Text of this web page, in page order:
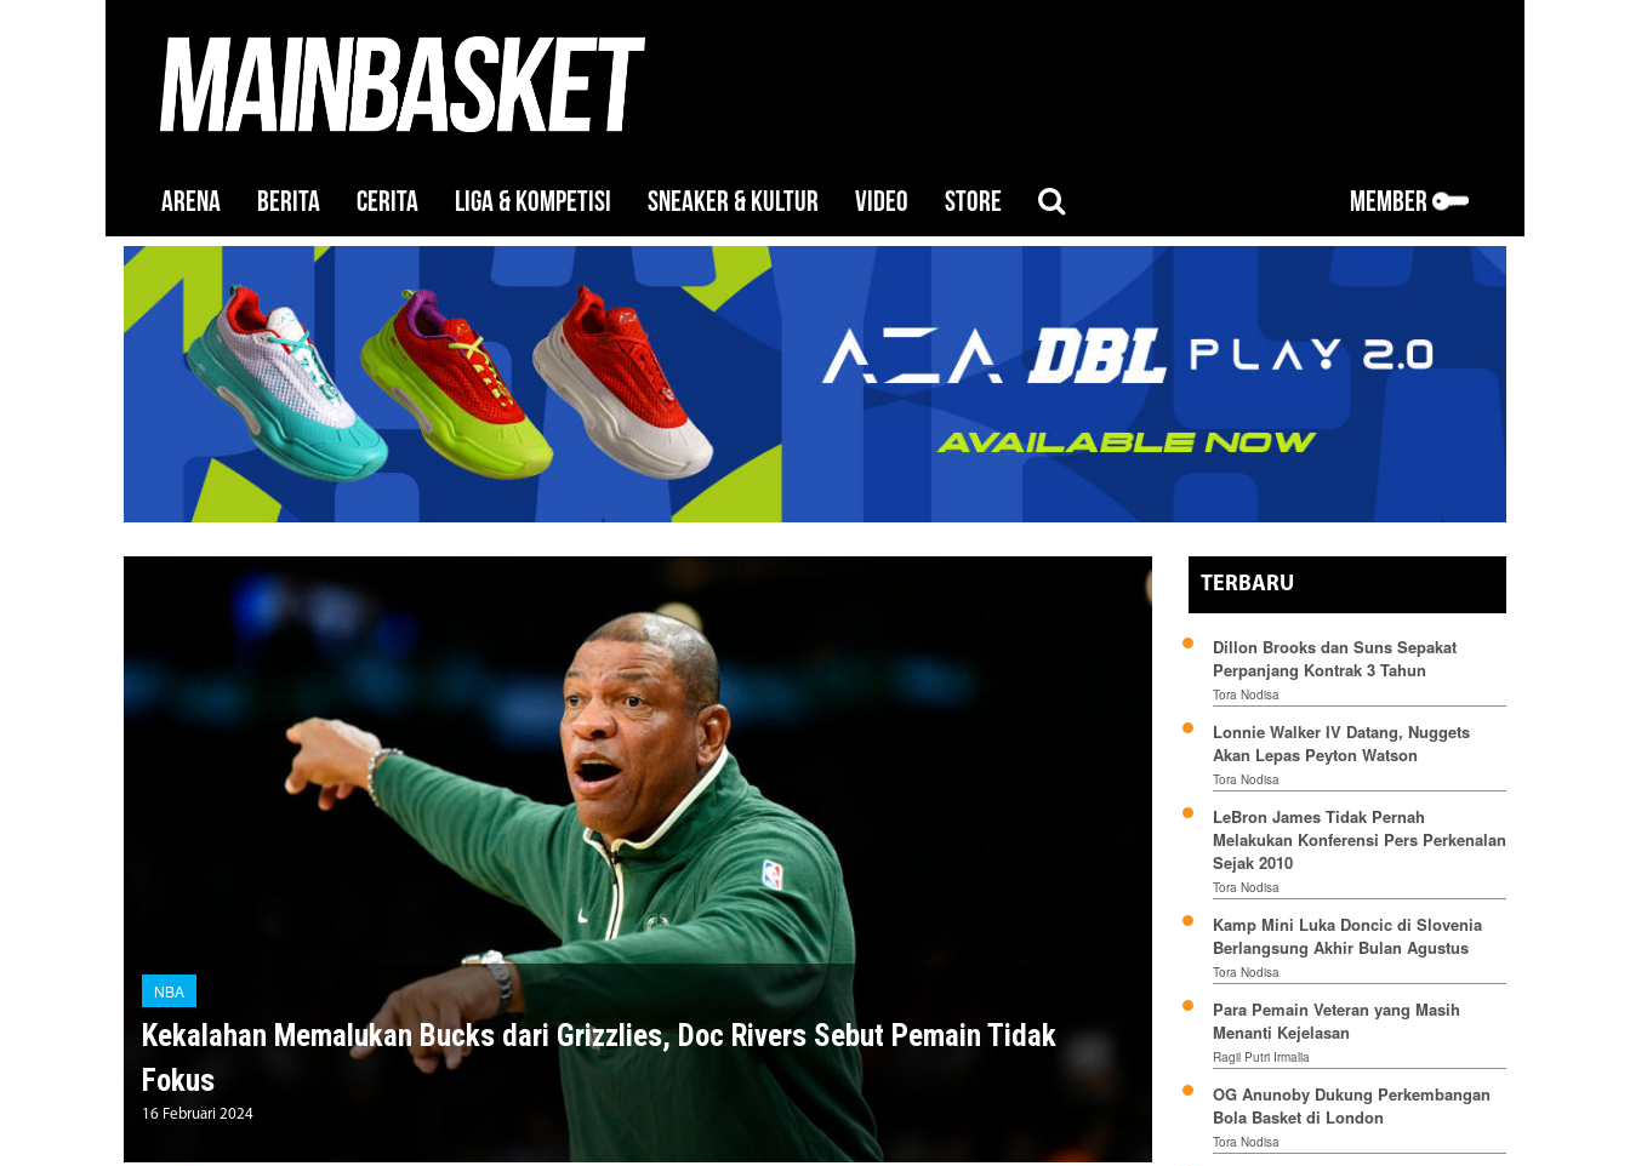
ARENA BERITA CERITA LIGA & KOMPETISI SNEAKER & KULTUR VIDEO STORE MEMBER
NBA
Kekalahan Memalukan Bucks dari Grizzlies, Doc Rivers Sebut Pemain Tidak
Fokus
16 Februari 2024
TERBARU
Dillon Brooks dan Suns Sepakat
Perpanjang Kontrak 3 Tahun
Tora Nodisa
Lonnie Walker IV Datang, Nuggets
Akan Lepas Peyton Watson
Tora Nodisa
LeBron James Tidak Pernah
Melakukan Konferensi Pers Perkenalan
Sejak 2010
Tora Nodisa
Kamp Mini Luka Doncic di Slovenia
Berlangsung Akhir Bulan Agustus
Tora Nodisa
Para Pemain Veteran yang Masih
Menanti Kejelasan
Ragil Putri Irmalia
OG Anunoby Dukung Perkembangan
Bola Basket di London
Tora Nodisa